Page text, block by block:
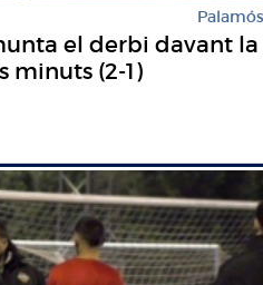
Palamós
el derbi davant la
minuts (2-1)